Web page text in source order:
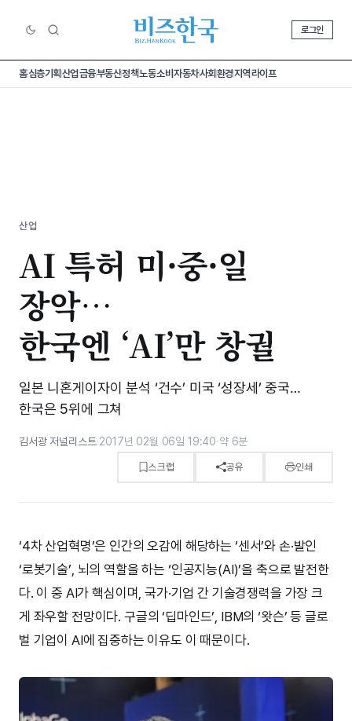
로그인
홈심층기획산업금융부동산정책노동소비 자동차사회환경지역라이프
산업
AI 특허 미·중·일
장악…
한국엔 ‘AI’만 창궐
일본 니혼게이자이 분석 ‘건수’ 미국 ‘성장세’ 중국…
한국은 5위에 그쳐
김서광 저널리스트·2017년 02월 06일 19:40·약 6분
스크랩 공유 인쇄
‘4차 산업혁명’은 인간의 오감에 해당하는 ‘센서’와 손·발인
‘로봇기술’, 뇌의 역할을 하는 ‘인공지능(AI)’을 축으로 발전한
다. 이 중 AI가 핵심이며, 국가·기업 간 기술경쟁력을 가장 크
게 좌우할 전망이다. 구글의 ‘딥마인드’, IBM의 ‘왓슨’ 등 글로
벌 기업이 AI에 집중하는 이유도 이 때문이다.